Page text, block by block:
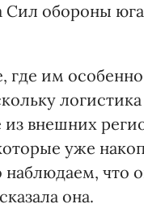
Сил обороны
где им
внешних
уже
наблюдаем, что
она.